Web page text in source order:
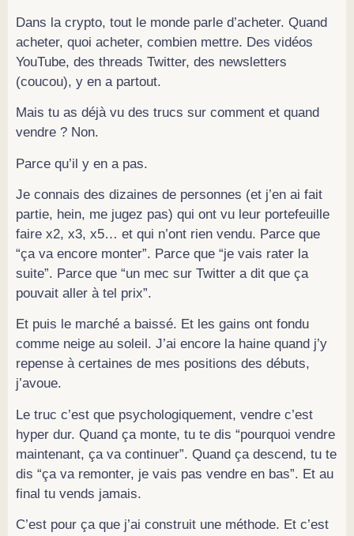
Dans la crypto, tout le monde parle d’acheter. Quand
acheter, quoi acheter, combien mettre. Des vidéos
YouTube, des threads Twitter, des newsletters
(coucou), y en a partout.
Mais tu as déjà vu des trucs sur comment et quand
vendre ? Non.
Parce qu’il y en a pas.
Je connais des dizaines de personnes (et j’en ai fait
partie, hein, me jugez pas) qui ont vu leur portefeuille
faire x2, x3, x5… et qui n’ont rien vendu. Parce que
“ça va encore monter”. Parce que “je vais rater la
suite”. Parce que “un mec sur Twitter a dit que ça
pouvait aller à tel prix”.
Et puis le marché a baissé. Et les gains ont fondu
comme neige au soleil. J’ai encore la haine quand j’y
repense à certaines de mes positions des débuts,
j’avoue.
Le truc c’est que psychologiquement, vendre c’est
hyper dur. Quand ça monte, tu te dis “pourquoi vendre
maintenant, ça va continuer”. Quand ça descend, tu te
dis “ça va remonter, je vais pas vendre en bas”. Et au
final tu vends jamais.
C’est pour ça que j’ai construit une méthode. Et c’est